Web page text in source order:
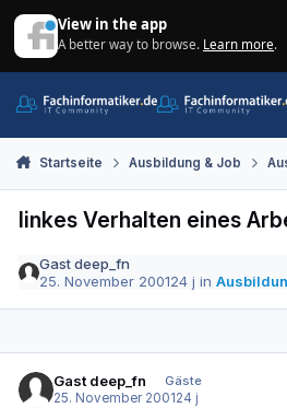
View in the app
A better way to browse. Learn more.
Startseite Ausbildung & Job
linkes Verhalten eines
Gast deep_fn
25. November 200124 j in
Gast deep_fn
Gäste
25. November 2001 24 j